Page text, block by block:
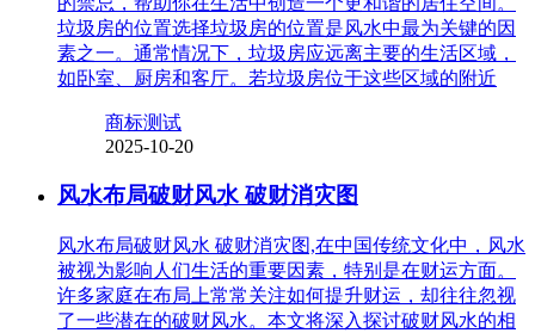
垃圾房的位置选择垃圾房的位置是风水中最为关键的因
素之一。通常情况下，垃圾房应远离主要的生活区域，
如卧室、厨房和客厅。若垃圾房位于这些区域的附近
商标测试
2025-10-20
风水布局破财风水 破财消灾图
风水布局破财风水 破财消灾图,在中国传统文化中，风水
被视为影响人们生活的重要因素，特别是在财运方面。
许多家庭在布局上常常关注如何提升财运，却往往忽视
了一些潜在的破财风水。本文将深入探讨破财风水的相